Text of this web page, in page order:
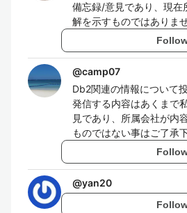
備忘録/意見であり、現在
解を示すものではありませ
@camp07
Db2関連の情報について
発信する内容はあくまで
見であり、所属会社が内
ものではない事はご了承
@yan20